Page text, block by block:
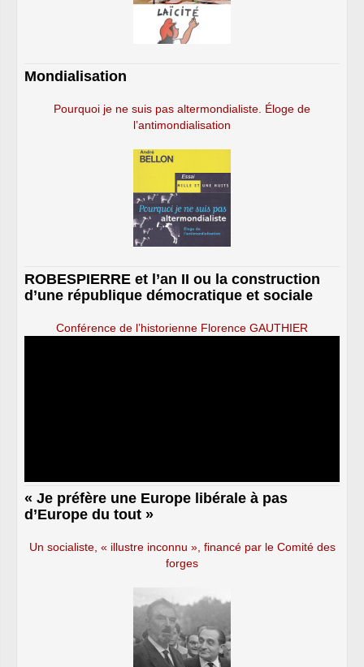
Mondialisation
Pourquoi je ne suis pas altermondialiste. Éloge de
l’antimondialisation
ROBESPIERRE et l’an II ou la construction
d’une république démocratique et sociale
Conférence de l’historienne Florence GAUTHIER
« Je préfère une Europe libérale à pas
d’Europe du tout »
Un socialiste, « illustre inconnu », financé par le Comité des
forges